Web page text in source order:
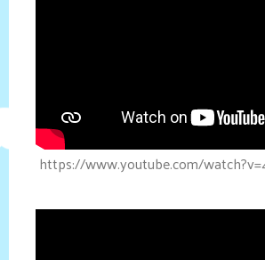
https://www.youtube.com/